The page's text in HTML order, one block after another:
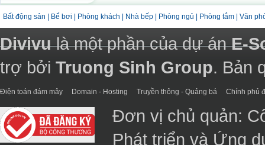
Bất động sản Bể bơi Phòng khách Nhà bếp Phòng ngủ Phòng tắm Văn
Divivulà một phần của dự ánE-
trợ bởi Truong Sinh Group. Bản
Điện toán đám mây Domain - Hosting Truyền thông - Quảng bá Chính phủ
Đơn vị chủ quản:
Phát triển và Ứng